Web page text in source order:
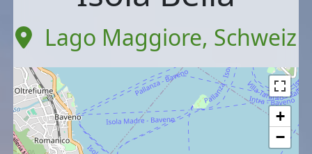
Lago Maggiore, Schweiz
+
−